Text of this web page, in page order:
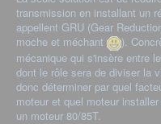
transmission en installant un
appellent GRU (Gear
moche et méchant
).
mécanique qui s'insère entre
dont le rôle sera de diviser la
donc déterminer par quel
moteur et quel moteur
un moteur 80/85T.